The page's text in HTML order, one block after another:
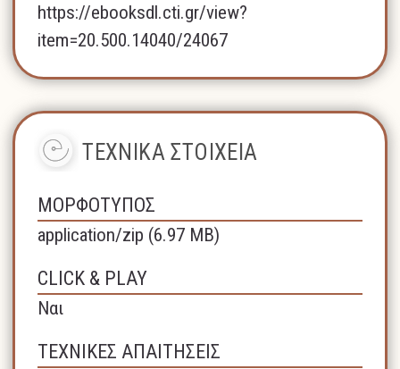
https://ebooksdl.cti.gr/view?
item=20.500.14040/24067
ΤΕΧΝΙΚΑ ΣΤΟΙΧΕΙΑ
ΜΟΡΦΟΤΥΠΟΣ
application/zip (6.97 MB)
CLICK & PLAY
Ναι
ΤΕΧΝΙΚΕΣ ΑΠΑΙΤΗΣΕΙΣ